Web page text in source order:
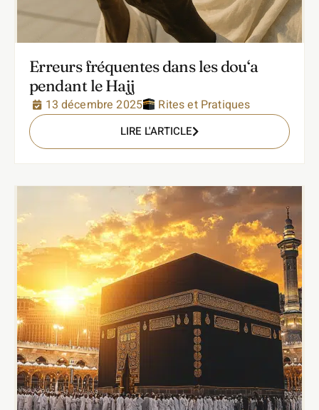
Erreurs fréquentes dans les dou‘a
pendant le Hajj
13 décembre 2025 Rites et Pratiques
LIRE L'ARTICLE